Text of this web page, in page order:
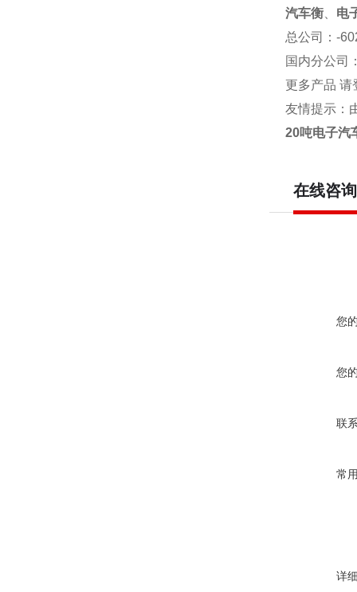
汽车衡
电
总公司
：-
国内分公司
更多产品 请
友情提示：
20吨电子汽
在线咨询
您
您
联
常
详